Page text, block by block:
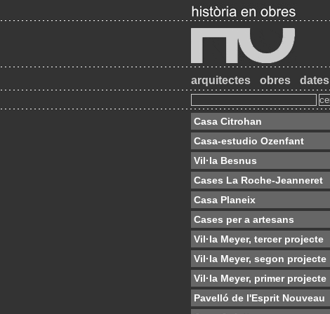
arquitectes obres dates
Casa Citrohan
Casa-estudio Ozenfant
Vil·la Besnus
Cases La Roche-Jeanneret
Casa Planeix
Cases per a artesans
Vil·la Meyer, tercer projecte
Vil·la Meyer, segon projecte
Vil·la Meyer, primer projecte
Pavelló de l'Esprit Nouveau